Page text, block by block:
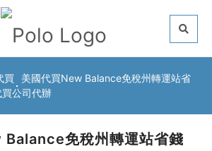
買
美國代買New Balance免稅州轉運站省
公司代辦
Balance免稅州轉運站省錢